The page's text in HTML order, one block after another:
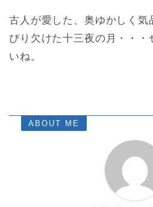
古人が愛した、奥ゆかしく気
ぴり欠けた十三夜の月・・・
いね。
ABOUT ME